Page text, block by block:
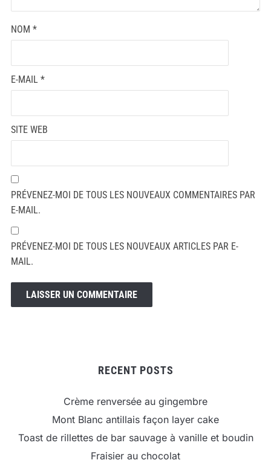
NOM *
E-MAIL *
SITE WEB
PRÉVENEZ-MOI DE TOUS LES NOUVEAUX COMMENTAIRES PAR
E-MAIL.
PRÉVENEZ-MOI DE TOUS LES NOUVEAUX ARTICLES PAR E-
MAIL.
RECENT POSTS
Crème renversée au gingembre
Mont Blanc antillais façon layer cake
Toast de rillettes de bar sauvage à vanille et boudin
Fraisier au chocolat